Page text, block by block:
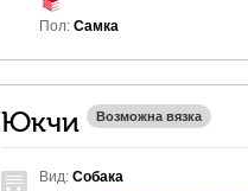
Пол: Самка
Юкчи Возможна вязка
Вид: Собака